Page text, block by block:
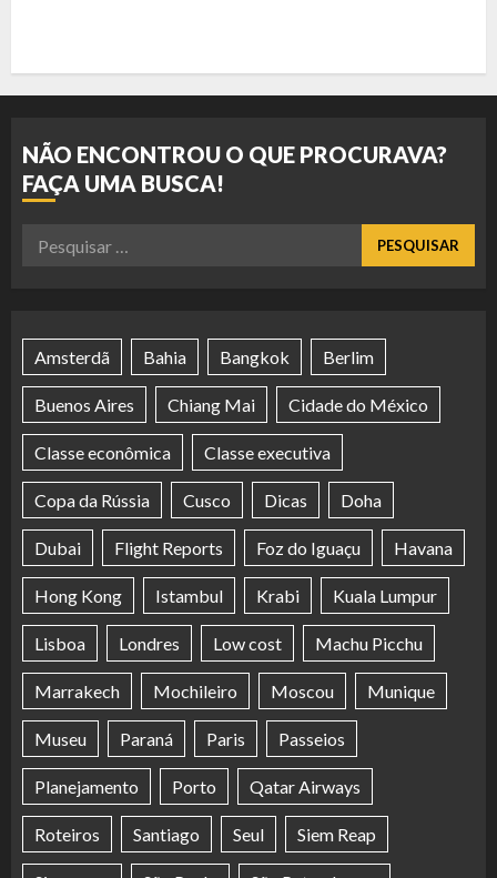
NÃO ENCONTROU O QUE PROCURAVA?
FAÇA UMA BUSCA!
Pesquisar
Amsterdã Bahia Bangkok Berlim
Buenos Aires Chiang Mai Cidade do México
Classe econômica Classe executiva
Copa da Rússia Cusco Dicas Doha
Dubai Flight Reports Foz do Iguaçu Havana
Hong Kong Istambul Krabi Kuala Lumpur
Lisboa Londres Low cost Machu Picchu
Marrakech Mochileiro Moscou Munique
Museu Paraná Paris Passeios
Planejamento Porto Qatar Airways
Roteiros Santiago Seul Siem Reap